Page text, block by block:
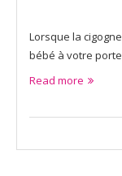
Lorsque la
bébé à votre
Read more